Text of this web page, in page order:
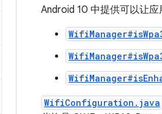
Android 10 中提供可以让应
WifiConfiguration.java